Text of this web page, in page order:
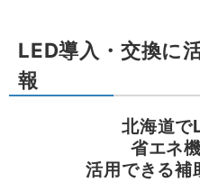
LED導入・交換に
報
北海道で
省エネ
活用できる補